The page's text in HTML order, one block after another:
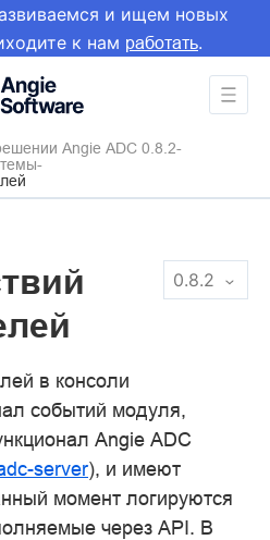
и ищем новых
к нам работать.
Angie ADC 0.8.2
0.8.2
в консоли
событий модуля,
Angie ADC
server), и имеют
момент логируются
через API. В